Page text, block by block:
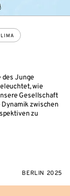
des Junge
wie
Gesellschaft
zwischen
zu
BERLIN 2025